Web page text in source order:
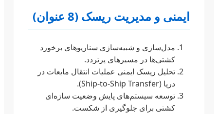
ایمنی و مدیریت ریسک (8 عنوان)
مدل‌سازی و شبیه‌سازی سناریوهای برخورد
کشتی‌ها در مسیرهای پرتردد.
تحلیل ریسک ایمنی عملیات انتقال مایعات در
دریا (Ship-to-Ship Transfer).
توسعه سیستم‌های پایش وضعیت سازه‌ای
کشتی برای جلوگیری از شکست.